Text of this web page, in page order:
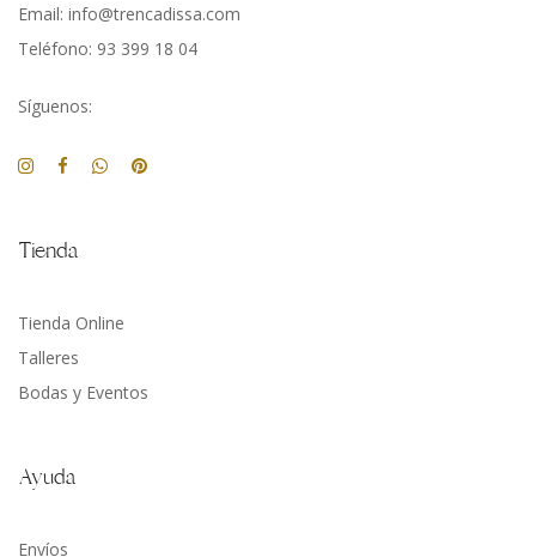
Email: info@trencadissa.com
Teléfono: 93 399 18 04
Síguenos:
Tienda
Tienda Online
Talleres
Bodas y Eventos
Ayuda
Envíos